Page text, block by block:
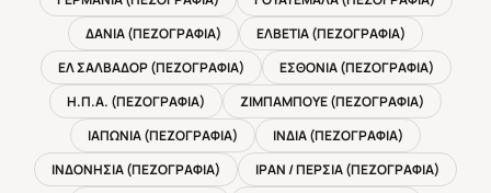
ΔΑΝΙΑ (ΠΕΖΟΓΡΑΦΙΑ)
ΕΛΒΕΤΙΑ (ΠΕΖΟΓΡΑΦΙΑ)
ΕΛ ΣΑΛΒΑΔΟΡ (ΠΕΖΟΓΡΑΦΙΑ)
ΕΣΘΟΝΙΑ (ΠΕΖΟΓΡΑΦΙΑ)
Η.Π.Α. (ΠΕΖΟΓΡΑΦΙΑ)
ΖΙΜΠΑΜΠΟΥΕ (ΠΕΖΟΓΡΑΦΙΑ)
ΙΑΠΩΝΙΑ (ΠΕΖΟΓΡΑΦΙΑ)
ΙΝΔΙΑ (ΠΕΖΟΓΡΑΦΙΑ)
ΙΝΔΟΝΗΣΙΑ (ΠΕΖΟΓΡΑΦΙΑ)
ΙΡΑΝ / ΠΕΡΣΙΑ (ΠΕΖΟΓΡΑΦΙΑ)